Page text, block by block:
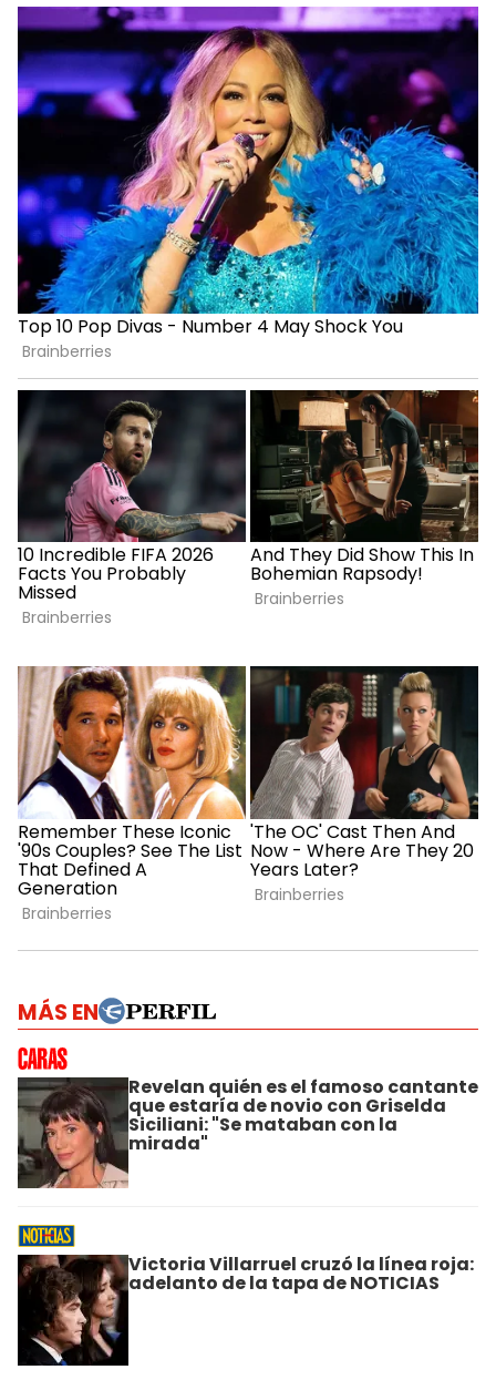
MÁS EN
Revelan quién es el famoso cantante
que estaría de novio con Griselda
Siciliani: "Se mataban con la
mirada"
Victoria Villarruel cruzó la línea roja:
adelanto de la tapa de NOTICIAS